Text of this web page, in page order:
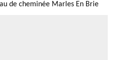
de cheminée Marles En Brie